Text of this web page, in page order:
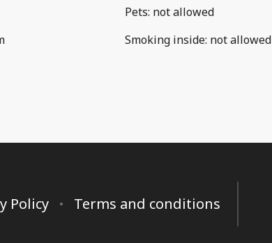
Pets: not allowed
Smoking inside: not allowed
Policy Terms and conditions